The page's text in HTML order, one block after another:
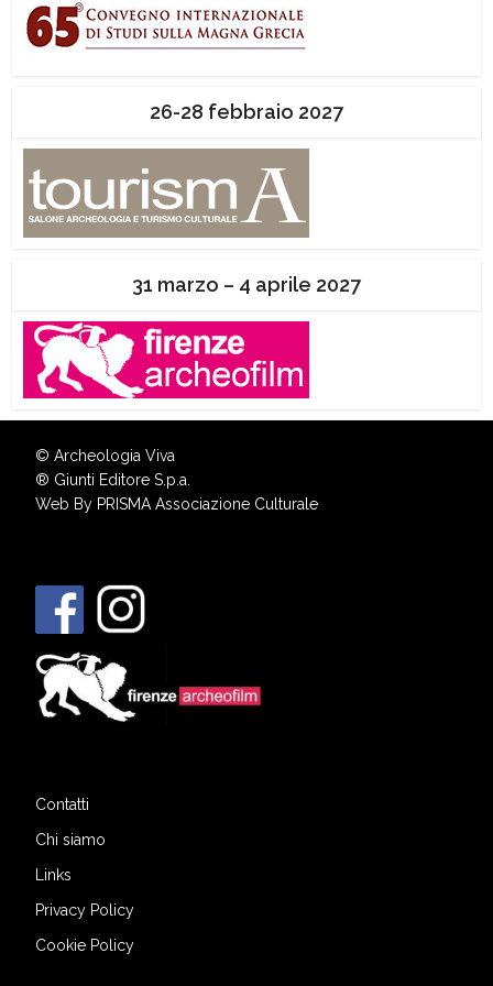
26-28 febbraio 2027
31 marzo – 4 aprile 2027
© Archeologia Viva
® Giunti Editore S.p.a.
Web By PRISMA Associazione Culturale
Contatti
Chi siamo
Links
Privacy Policy
Cookie Policy